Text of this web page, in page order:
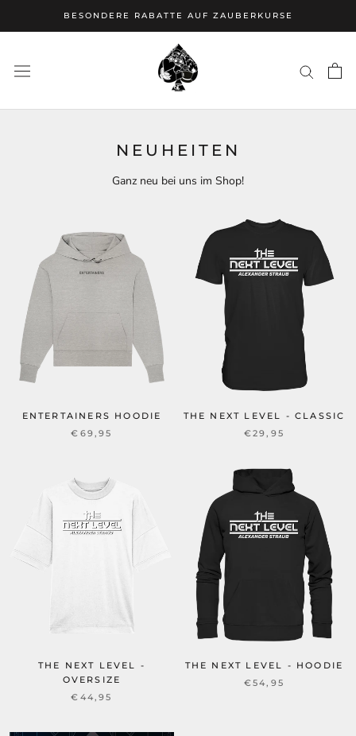
BESONDERE RABATTE AUF ZAUBERKURSE
NEUHEITEN
Ganz neu bei uns im Shop!
ENTERTAINERS HOODIE
€69,95
THE NEXT LEVEL - CLASSIC
€29,95
THE NEXT LEVEL -
OVERSIZE
€44,95
THE NEXT LEVEL - HOODIE
€54,95